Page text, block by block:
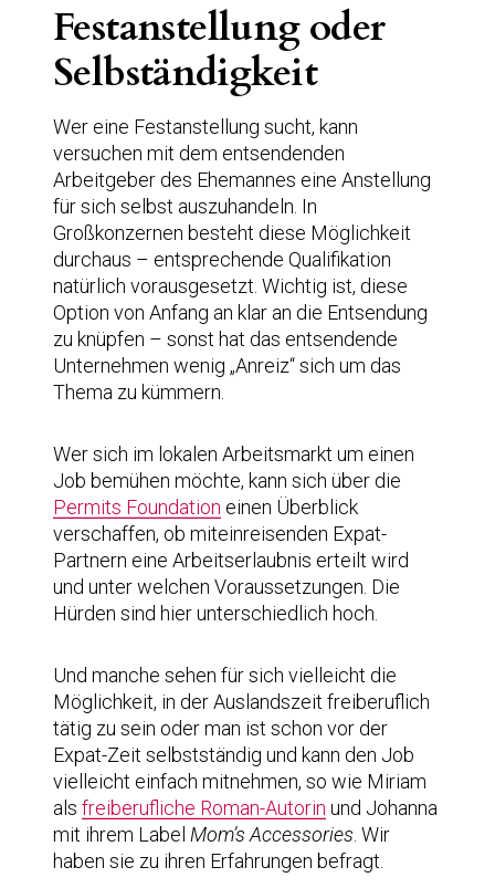
Festanstellung oder
Selbständigkeit
Wer eine Festanstellung sucht, kann
versuchen mit dem entsendenden
Arbeitgeber des Ehemannes eine Anstellung
für sich selbst auszuhandeln. In
Großkonzernen besteht diese Möglichkeit
durchaus – entsprechende Qualifikation
natürlich vorausgesetzt. Wichtig ist, diese
Option von Anfang an klar an die Entsendung
zu knüpfen – sonst hat das entsendende
Unternehmen wenig „Anreiz“ sich um das
Thema zu kümmern.
Wer sich im lokalen Arbeitsmarkt um einen
Job bemühen möchte, kann sich über die
Permits Foundation einen Überblick
verschaffen, ob miteinreisenden Expat-
Partnern eine Arbeitserlaubnis erteilt wird
und unter welchen Voraussetzungen. Die
Hürden sind hier unterschiedlich hoch.
Und manche sehen für sich vielleicht die
Möglichkeit, in der Auslandszeit freiberuflich
tätig zu sein oder man ist schon vor der
Expat-Zeit selbstständig und kann den Job
vielleicht einfach mitnehmen, so wie Miriam
als freiberufliche Roman-Autorin und Johanna
mit ihrem Label Mom’s Accessories . Wir
haben sie zu ihren Erfahrungen befragt.